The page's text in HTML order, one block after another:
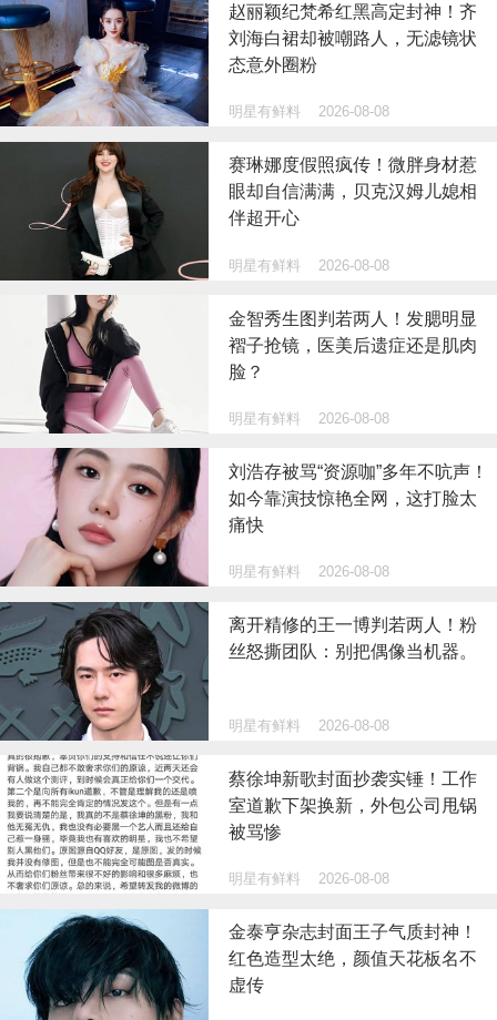
赵丽颖纪梵希红黑高定封神！齐
刘海白裙却被嘲路人，无滤镜状
态意外圈粉
明星有鲜料 2026-08-08
赛琳娜度假照疯传！微胖身材惹
眼却自信满满，贝克汉姆儿媳相
伴超开心
明星有鲜料 2026-08-08
金智秀生图判若两人！发腮明显
褶子抢镜，医美后遗症还是肌肉
脸？
明星有鲜料 2026-08-08
刘浩存被骂“资源咖”多年不吭声！
如今靠演技惊艳全网，这打脸太
痛快
明星有鲜料 2026-08-08
离开精修的王一博判若两人！粉
丝怒撕团队：别把偶像当机器。
明星有鲜料 2026-08-08
蔡徐坤新歌封面抄袭实锤！工作
室道歉下架换新，外包公司甩锅
被骂惨
明星有鲜料 2026-08-08
金泰亨杂志封面王子气质封神！
红色造型太绝，颜值天花板名不
虚传